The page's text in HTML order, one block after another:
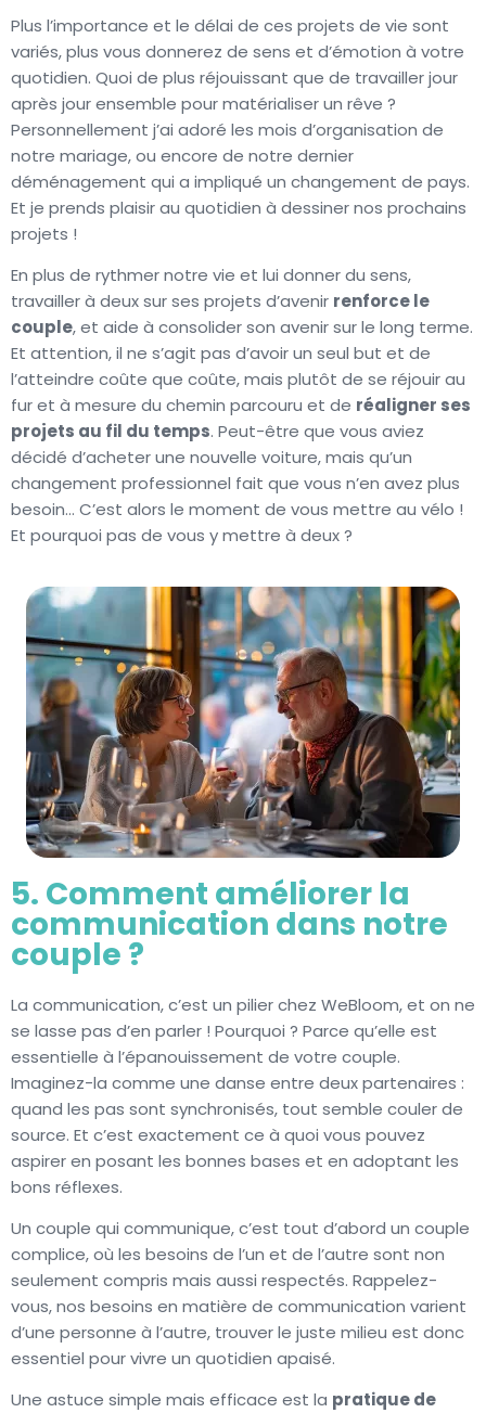
Plus l’importance et le délai de ces projets de vie sont
variés, plus vous donnerez de sens et d’émotion à votre
quotidien. Quoi de plus réjouissant que de travailler jour
après jour ensemble pour matérialiser un rêve ?
Personnellement j’ai adoré les mois d’organisation de
notre mariage, ou encore de notre dernier
déménagement qui a impliqué un changement de pays.
Et je prends plaisir au quotidien à dessiner nos prochains
projets !
En plus de rythmer notre vie et lui donner du sens,
travailler à deux sur ses projets d’avenir renforce le
couple, et aide à consolider son avenir sur le long terme.
Et attention, il ne s’agit pas d’avoir un seul but et de
l’atteindre coûte que coûte, mais plutôt de se réjouir au
fur et à mesure du chemin parcouru et de réaligner ses
projets au fil du temps. Peut-être que vous aviez
décidé d’acheter une nouvelle voiture, mais qu’un
changement professionnel fait que vous n’en avez plus
besoin… C’est alors le moment de vous mettre au vélo !
Et pourquoi pas de vous y mettre à deux ?
5. Comment améliorer la
communication dans notre
couple ?
La communication, c’est un pilier chez WeBloom, et on ne
se lasse pas d’en parler ! Pourquoi ? Parce qu’elle est
essentielle à l’épanouissement de votre couple.
Imaginez-la comme une danse entre deux partenaires :
quand les pas sont synchronisés, tout semble couler de
source. Et c’est exactement ce à quoi vous pouvez
aspirer en posant les bonnes bases et en adoptant les
bons réflexes.
Un couple qui communique, c’est tout d’abord un couple
complice, où les besoins de l’un et de l’autre sont non
seulement compris mais aussi respectés. Rappelez-
vous, nos besoins en matière de communication varient
d’une personne à l’autre, trouver le juste milieu est donc
essentiel pour vivre un quotidien apaisé.
Une astuce simple mais efficace est la pratique de